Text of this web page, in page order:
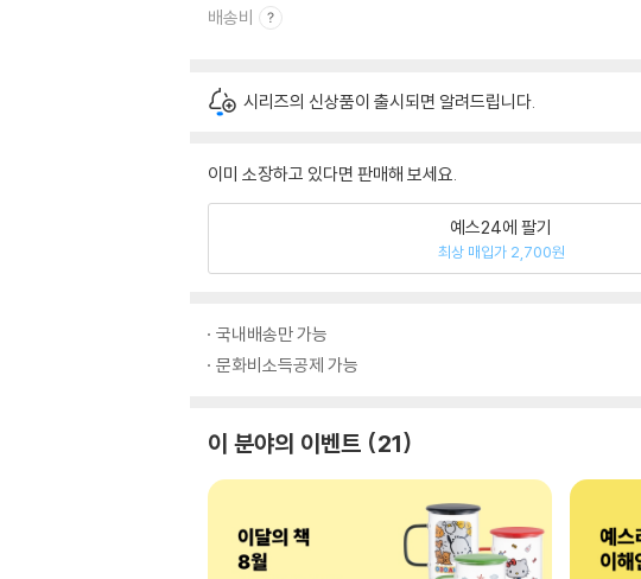
배송비
시리즈의 신상품이 출시되면 알려드립니다.
이미 소장하고 있다면 판매해 보세요.
예스24에 팔기
최상 매입가 2,700원
국내배송만 가능
문화비소득공제 가능
이 분야의 이벤트 21